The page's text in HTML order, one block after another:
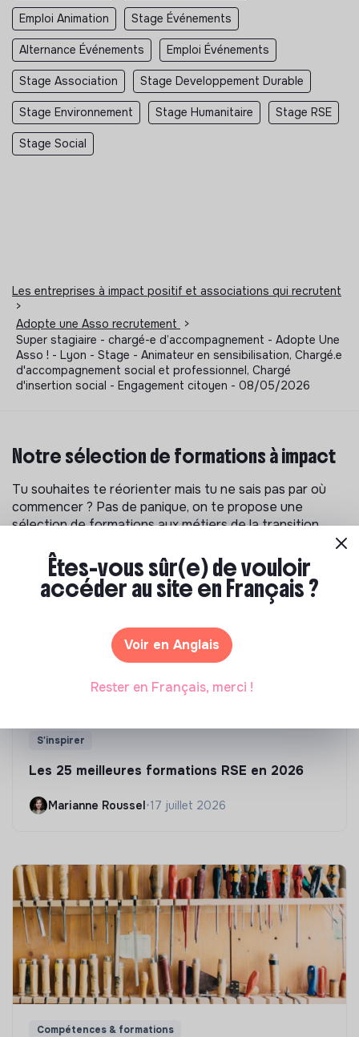
Emploi Animation Stage Événements
Alternance Événements Emploi Événements
Stage Association Stage Developpement Durable
Stage Environnement Stage Humanitaire Stage RSE
Stage Social
Les entreprises à impact positif et associations qui recrutent
>
Adopte une Asso recrutement
>
Super stagiaire - chargé-e d’accompagnement - Adopte Une
Asso ! - Lyon - Stage - Animateur en sensibilisation, Chargé.e
d'accompagnement social et professionnel, Chargé
d'insertion social - Engagement citoyen - 08/05/2026
Notre sélection de formations à impact
Tu souhaites te réorienter mais tu ne sais pas par où
commencer ? Pas de panique, on te propose une
sélection de formations aux métiers de la transition
S'inspirer
Les 25 meilleures formations RSE en 2026
Marianne Roussel•17 juillet 2026
Compétences & formations
Êtes-vous sûr(e) de vouloir
accéder au site en Français ?
Voir en Anglais
Rester en Français, merci !